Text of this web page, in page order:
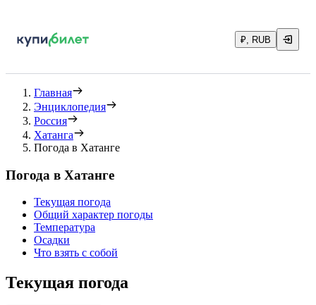
₽, RUB
Главная
Энциклопедия
Россия
Хатанга
Погода в Хатанге
Погода в Хатанге
Текущая погода
Общий характер погоды
Температура
Осадки
Что взять с собой
Текущая погода